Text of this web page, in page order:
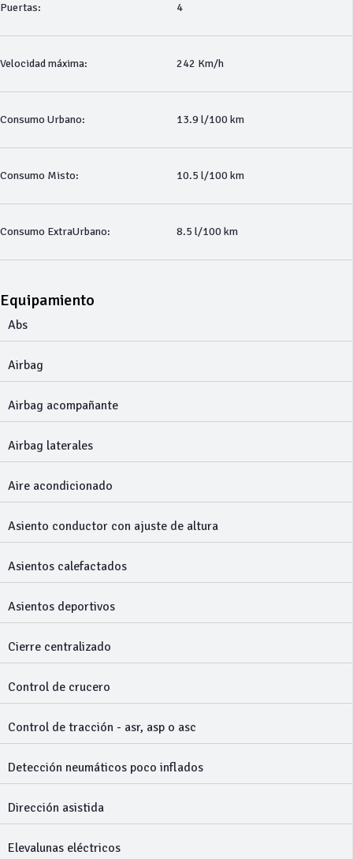
Puertas: 4
Velocidad máxima: 242 Km/h
Consumo Urbano: 13.9 l/100 km
Consumo Misto: 10.5 l/100 km
Consumo ExtraUrbano: 8.5 l/100 km
Equipamiento
Abs
Airbag
Airbag acompañante
Airbag laterales
Aire acondicionado
Asiento conductor con ajuste de altura
Asientos calefactados
Asientos deportivos
Cierre centralizado
Control de crucero
Control de tracción - asr, asp o asc
Detección neumáticos poco inflados
Dirección asistida
Elevalunas eléctricos